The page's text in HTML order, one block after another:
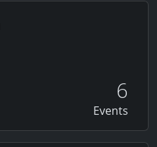
6
Events